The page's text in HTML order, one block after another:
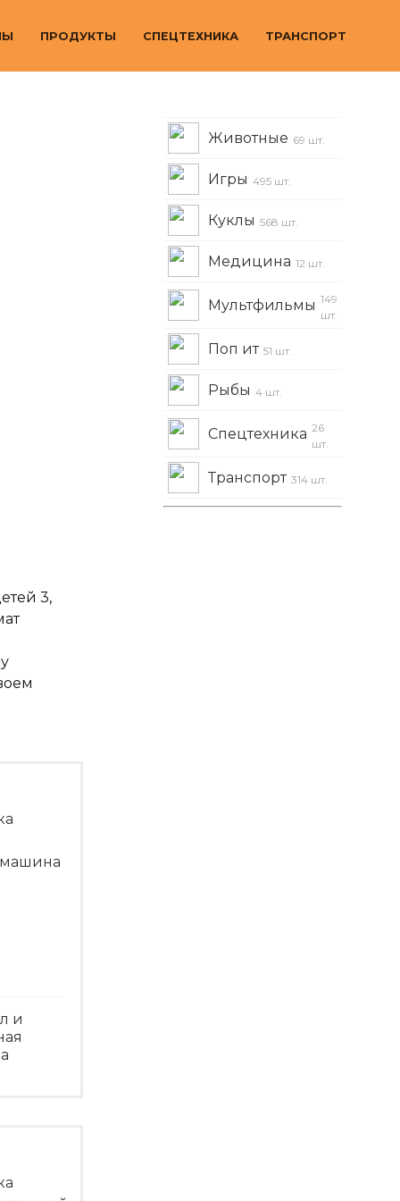
ПРОДУКТЫ СПЕЦТЕХНИКА ТРАНСПОРТ
3,
и
Животные 69 шт.
Игры 495 шт.
Куклы 568 шт.
Медицина 12 шт.
Мультфильмы 149
шт.
Поп ит 51 шт.
Рыбы 4 шт.
Спецтехника 26
шт.
Транспорт 314 шт.